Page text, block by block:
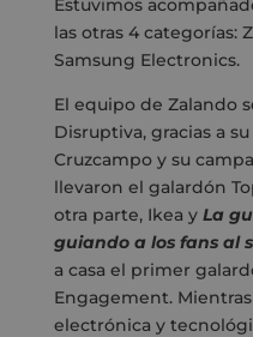
Estuvimos
las otras 4 categorías:
Samsung Electronics.
El equipo de Zalando
Disruptiva, gracias a
Cruzcampo y su
llevaron el galardón
otra parte, Ikea y La
guiando a los fans al
a casa el primer
Engagement.
electrónica y